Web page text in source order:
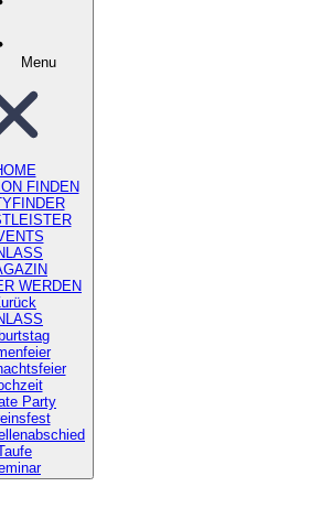
Menu
FINDEN
WERDEN
Party